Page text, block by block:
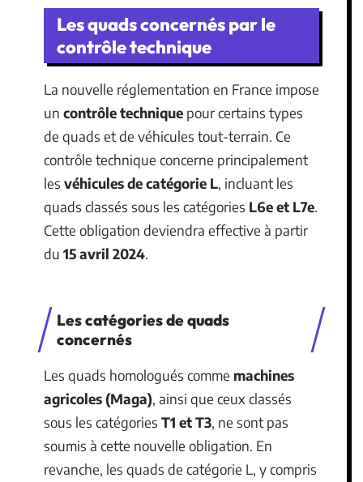
Les quads concernés par le
contrôle technique
La nouvelle réglementation en France impose
un contrôle technique pour certains types
de quads et de véhicules tout-terrain. Ce
contrôle technique concerne principalement
les véhicules de catégorie L, incluant les
quads classés sous les catégories L6e et L7e.
Cette obligation deviendra effective à partir
du 15 avril 2024.
Les catégories de quads
concernés
Les quads homologués comme machines
agricoles (Maga), ainsi que ceux classés
sous les catégories T1 et T3, ne sont pas
soumis à cette nouvelle obligation. En
revanche, les quads de catégorie L, y compris